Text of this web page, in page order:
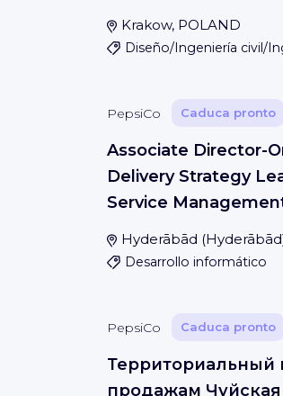
Krakow, POLAND
Diseño/Ingeniería civil/
PepsiCo Caduca pronto
Associate Director-
Delivery Strategy
Service
Hyderābād (Hyderābād
Desarrollo informático
PepsiCo Caduca pronto
продажам